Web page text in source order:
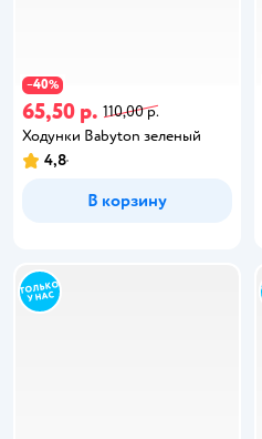
−40%
65,50 р. 110,00 р.
Ходунки Babyton зеленый
4,8
В корзину